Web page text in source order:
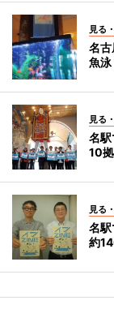
見る
名
魚泳
見る
名
10
見る
名
約